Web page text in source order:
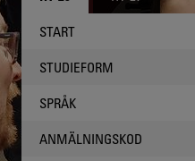
START
STUDIEFORM
SPRÅK
ANMÄLNINGSKOD